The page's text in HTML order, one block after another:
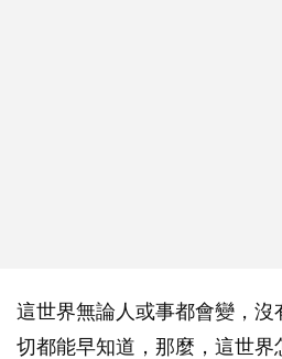
這世界無論人或事都會變，沒
切都能早知道，那麼，這世界